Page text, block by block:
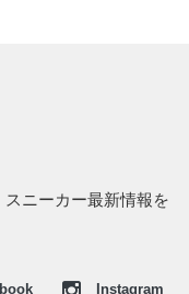
ニーカー最新情報を
Instagram